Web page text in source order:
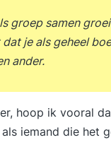
groep samen
je als geheel
ander.
hoop ik vooral
iemand die het